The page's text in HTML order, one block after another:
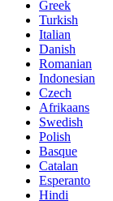
Greek
Turkish
Italian
Danish
Romanian
Indonesian
Czech
Afrikaans
Swedish
Polish
Basque
Catalan
Esperanto
Hindi